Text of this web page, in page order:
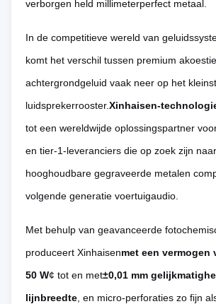
verborgen held millimeterperfect metaal.
In de competitieve wereld van
komt het verschil tussen premium
achtergrondgeluid vaak neer op het
luidsprekerrooster.Xinhaisen-
tot een wereldwijde oplossingspartner
en tier-1-leveranciers die op zoek zijn
hooghoudbare gegraveerde metalen
volgende generatie voertuigaudio.
Met behulp van geavanceerde
produceert Xinhaisenmet een vermogen
50 W¢ tot en met±0,01 mm
lijnbreedte , en micro-perforaties zo fijn